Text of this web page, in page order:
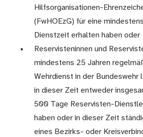
Hilfsorganisationen-
(FwHOEzG) für eine
Dienstzeit erhalten haben oder
Reservisteninnen und
mindestens 25 Jahren
Wehrdienst in der Bundeswehr
in dieser Zeit entweder
500 Tage Reservisten-
haben oder in dieser Zeit
eines Bezirks- oder